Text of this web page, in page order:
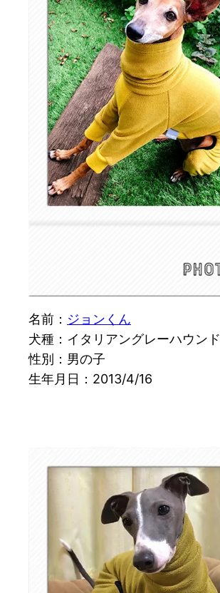
名前： ジョンくん
犬種：イタリアングレーハウンド
性別：男の子
生年月日：2013/4/16